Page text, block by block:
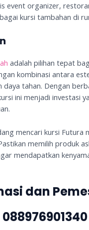
event organizer,
kursi tambahan di
adalah pilihan tepat
kombinasi antara
daya tahan. Dengan
ini menjadi investasi
mencari kursi Futura
memilih produk
mendapatkan
dan
088976901340